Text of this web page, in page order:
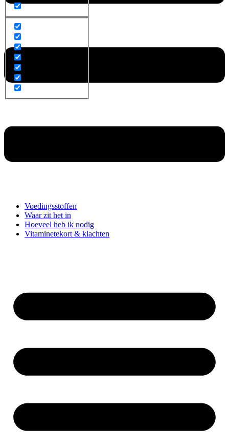
Voedingsstoffen
Waar zit het in
Hoeveel heb ik nodig
Vitaminetekort & klachten